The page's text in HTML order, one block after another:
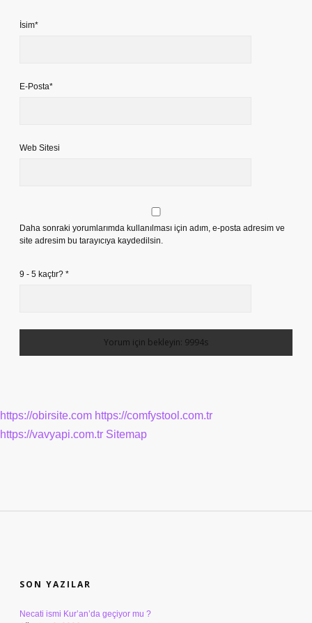
İsim*
E-Posta*
Web Sitesi
Daha sonraki yorumlarımda kullanılması için adım, e-posta adresim ve
site adresim bu tarayıcıya kaydedilsin.
9 - 5 kaçtır? *
https://obirsite.com https://comfystool.com.tr
https://vavyapi.com.tr Sitemap
SON YAZILAR
Necati ismi Kur’an’da geçiyor mu ?